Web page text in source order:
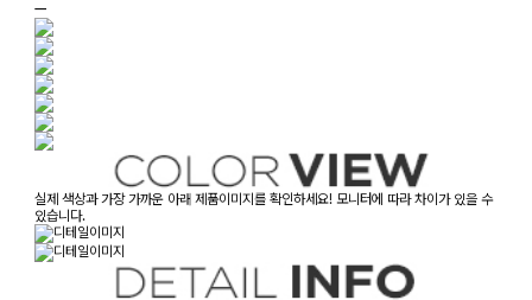
ㅡ
실제 색상과 가장 가까운 아래 제품이미지를 확인하세요! 모니터에 따라 차이가 있을 수
있습니다.